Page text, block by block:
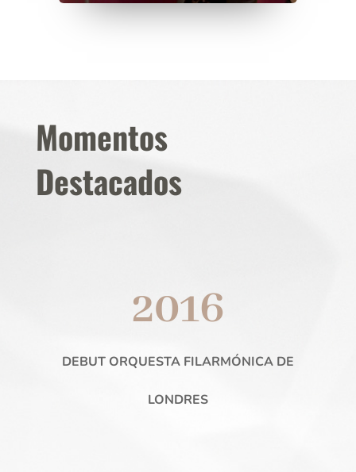
Momentos
Destacados
2016
DEBUT ORQUESTA FILARMÓNICA DE
LONDRES